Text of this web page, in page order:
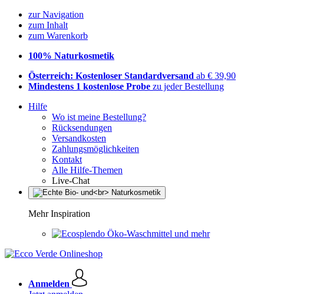
zur Navigation
zum Inhalt
zum Warenkorb
100% Naturkosmetik
Österreich: Kostenloser Standardversand ab € 39,90
Mindestens 1 kostenlose Probe zu jeder Bestellung
Hilfe
Wo ist meine Bestellung?
Rücksendungen
Versandkosten
Zahlungsmöglichkeiten
Kontakt
Alle Hilfe-Themen
Live-Chat
Mehr Inspiration
Öko-Waschmittel und mehr
Anmelden